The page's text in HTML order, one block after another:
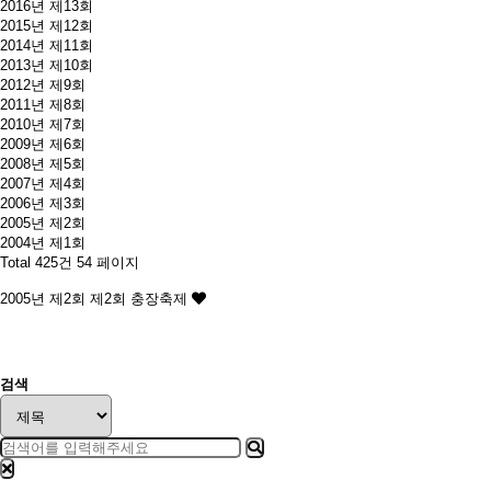
2016년 제13회
2015년 제12회
2014년 제11회
2013년 제10회
2012년 제9회
2011년 제8회
2010년 제7회
2009년 제6회
2008년 제5회
2007년 제4회
2006년 제3회
2005년 제2회
2004년 제1회
Total 425건 54 페이지
2005년 제2회 제2회 충장축제
검색